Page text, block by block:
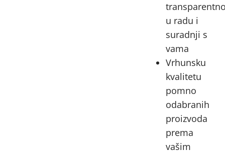
u radu i
suradnji s
vama
Vrhunsku
kvalitetu
pomno
odabranih
proizvoda
prema
vašim